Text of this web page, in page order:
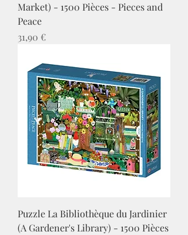
Market) - 1500 Pièces - Pieces and
Peace
Prix
31,90 €
Puzzle La Bibliothèque du Jardinier
(A Gardener's Library) - 1500 Pièces